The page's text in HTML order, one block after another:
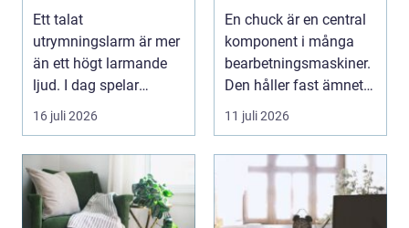
vägledning vid kris
Ett talat
utrymningslarm är mer
än ett högt larmande
ljud. I dag spelar
tydliga
röstmeddelanden en
a...
16 juli 2026
och smarta val
En chuck är en central
komponent i många
bearbetningsmaskiner.
Den håller fast ämnet
eller verktyget...
11 juli 2026